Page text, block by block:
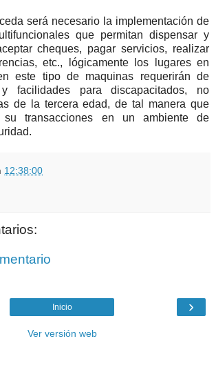
será necesario la implementación de
que permitan dispensar y
cheques, pagar servicios, realizar
etc., lógicamente los lugares en
este tipo de maquinas requerirán de
facilidades para discapacitados, no
de la tercera edad, de tal manera que
su transacciones en un ambiente de
12:38:00
›
Inicio
Ver versión web